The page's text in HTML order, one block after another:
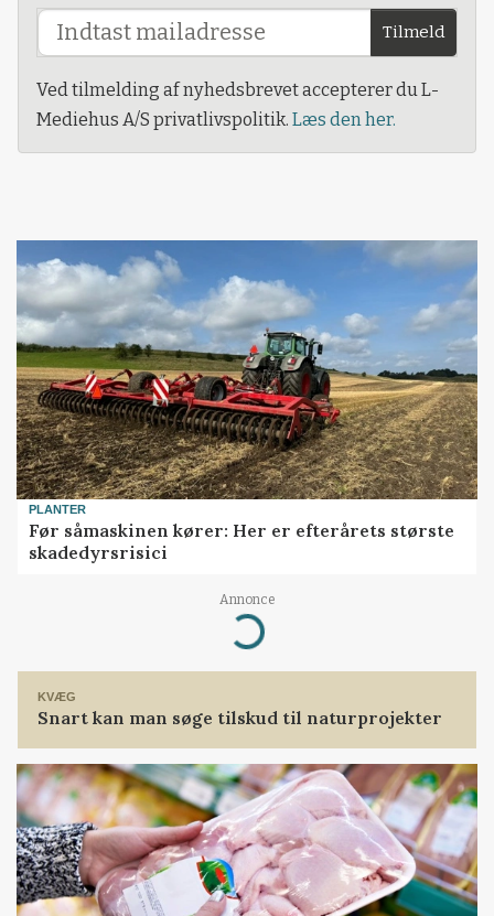
Tilmeld
Ved tilmelding af nyhedsbrevet accepterer du L-
Mediehus A/S privatlivspolitik. Læs den her.
PLANTER
Før såmaskinen kører: Her er efterårets største
skadedyrsrisici
Annonce
Loading...
KVÆG
Snart kan man søge tilskud til naturprojekter